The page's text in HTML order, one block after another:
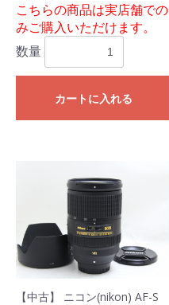
こちらの商品は実店舗での
みご購入いただけます。
数量
カートに入れる
【中古】 ニコン(nikon) AF-S